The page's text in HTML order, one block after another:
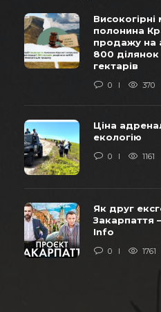
полонина
продажу на
800
гектарів
0 370
Ціна
екологію
0 1161
Як друг
Закарпаття
Info
0 1761